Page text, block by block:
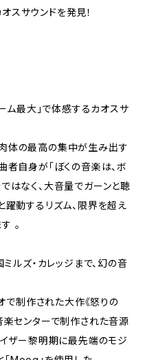
スサウンドを発見！
ム最大」で体感するカオスサ
体の最高の集中が生み出す
者自身が「ぼくの音楽は、ボ
はなく、大音量でガーンと聴
躍動するリズム、限界を超え
。
ルズ・カレッジまで、幻の音
で制作された大作《怒りの
楽センターで制作された音源
イザー黎明期に最先端のモジ